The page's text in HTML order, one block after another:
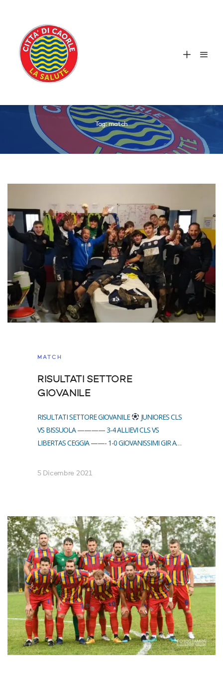
Tag:match
MATCH
RISULTATI SETTORE
GIOVANILE
RISULTATI SETTORE GIOVANILE
JUNIORES CLS
VS BISSUOLA ———— 3-4 ALLIEVI CLS VS
LIBERTAS CEGGIA ——- 1-0 GIOVANISSIMI GIR A…
5 Dicembre 2021